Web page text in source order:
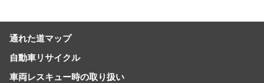
通れた道マップ
自動車リサイクル
車両レスキュー時の取り扱い